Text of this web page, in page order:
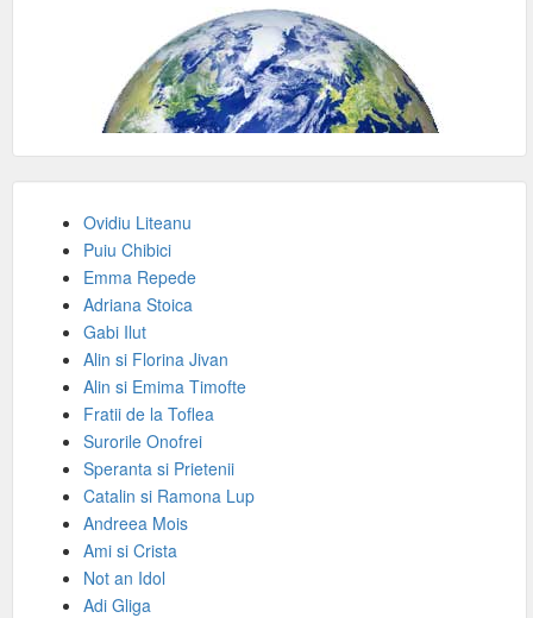
Ovidiu Liteanu
Puiu Chibici
Emma Repede
Adriana Stoica
Gabi Ilut
Alin si Florina Jivan
Alin si Emima Timofte
Fratii de la Toflea
Surorile Onofrei
Speranta si Prietenii
Catalin si Ramona Lup
Andreea Mois
Ami si Crista
Not an Idol
Adi Gliga